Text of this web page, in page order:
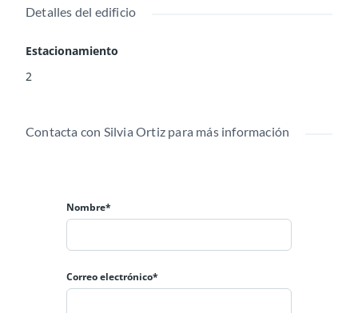
Detalles del edificio
Estacionamiento
2
Contacta con Silvia Ortiz para más información
Nombre*
Correo electrónico*